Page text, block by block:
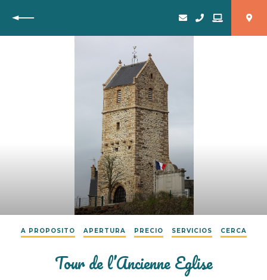
Vuelta
A PROPOSITO APERTURA PRECIO SERVICIOS CERCA
Tour de l’Ancienne Eglise